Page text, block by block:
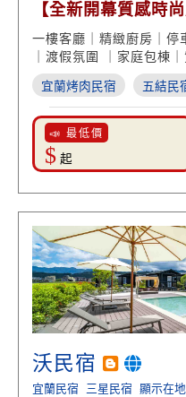
【全新開幕質感時
心】
一樓客廳｜精緻廚房｜停
｜渡假氛圍 ｜家庭包棟
宜蘭烤肉民宿 五結民
📣 最低價
$ 起
沃民宿
宜蘭民宿 三星民宿 顯示在